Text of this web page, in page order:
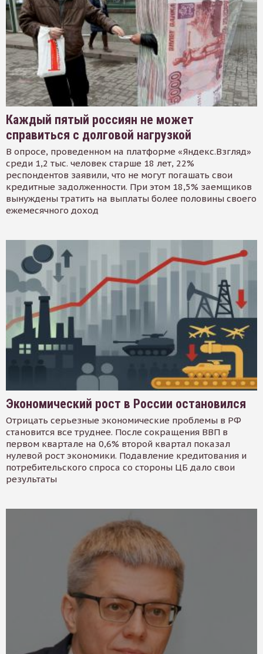
Каждый пятый россиян не может
справиться с долговой нагрузкой
В опросе, проведенном на платформе «Яндекс.Взгляд»
среди 1,2 тыс. человек старше 18 лет, 22%
респондентов заявили, что не могут погашать свои
кредитные задолженности. При этом 18,5% заемщиков
вынуждены тратить на выплаты более половины своего
ежемесячного доход
Экономический рост в России остановился
Отрицать серьезные экономические проблемы в РФ
становится все труднее. После сокращения ВВП в
первом квартале на 0,6% второй квартал показал
нулевой рост экономики. Подавление кредитования и
потребительского спроса со стороны ЦБ дало свои
результаты